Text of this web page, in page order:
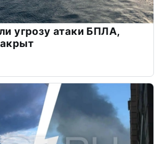
угрозу атаки БПЛА,